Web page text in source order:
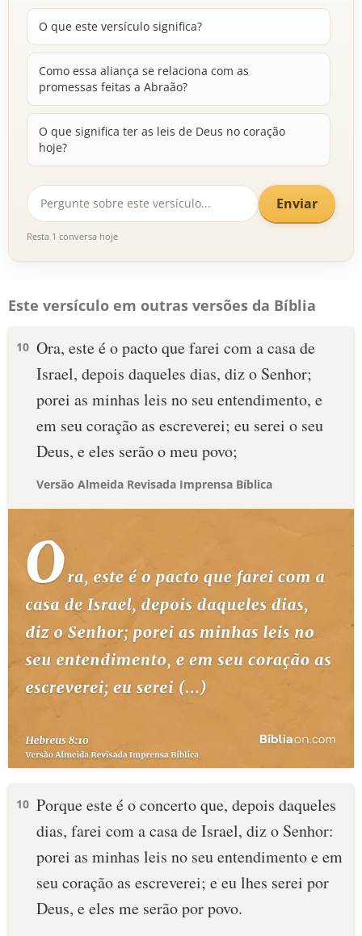
O que este versículo significa?
Como essa aliança se relaciona com as
promessas feitas a Abraão?
O que significa ter as leis de Deus no coração
hoje?
Enviar
Resta 1 conversa hoje
Este versículo em outras versões da Bíblia
10 Ora, este é o pacto que farei com a casa de
Israel, depois daqueles dias, diz o Senhor;
porei as minhas leis no seu entendimento, e
em seu coração as escreverei; eu serei o seu
Deus, e eles serão o meu povo;
Versão Almeida Revisada Imprensa Bíblica
10 Porque este é o concerto que, depois daqueles
dias, farei com a casa de Israel, diz o Senhor:
porei as minhas leis no seu entendimento e em
seu coração as escreverei; e eu lhes serei por
Deus, e eles me serão por povo.